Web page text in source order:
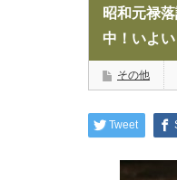
昭和元禄
中！いよい
その他
Tweet